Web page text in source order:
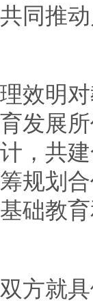
共同推
理效明
育发展
计，共
筹规划
基础教
双方就